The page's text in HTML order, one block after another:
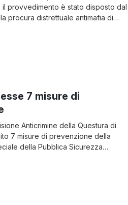
il provvedimento è stato disposto dal
procura distrettuale antimafia di
secondo l’accusa, in quanto
7 misure di
Anticrimine della Questura di
7 misure di prevenzione della
della Pubblica Sicurezza
Sezione Misure di Prevenzione